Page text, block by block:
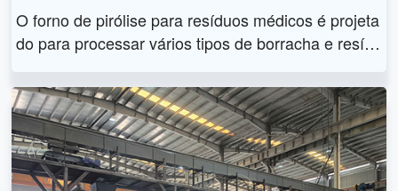
O forno de pirólise para resíduos médicos é projeta
do para processar vários tipos de borracha e resíd
e pirólise térmica de alta temperatura para convert
er resíduos médicos produzidos em borracha e plá
stico em produtos valiosos, como óleo combustível.